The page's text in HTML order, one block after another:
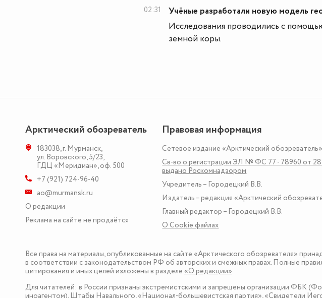
02:31
Учёные разработали новую модель
Исследования проводились с
земной коры.
Арктический обозреватель
183038,г. Мурманск,
ул. Воровского, 5/23,
ГДЦ «Меридиан», оф. 500
+7 (921) 724-96-40
ao@murmansk.ru
О редакции
Реклама на сайте не продаётся
Правовая информация
Сетевое издание «Арктический обозреватель»
Св-во о регистрации ЭЛ № ФС 77 - 78960 от
выдано Роскомнадзором
Учредитель – Городецкий В.В.
Издатель – редакция «Арктический
Главный редактор – Городецкий В.В.
О Сookie файлах
Все права на материалы, опубликованные на сайте «Арктического обозревателя»
в соответствии с законодательством РФ об авторских и смежных правах. Полные
цитирования и иных целей изложены в разделе«О редакции».
Для читателей: в России признаны экстремистскими и запрещены организации ФБК
иноагентом), Штабы Навального, «Национал-большевистская партия», «Свидетели